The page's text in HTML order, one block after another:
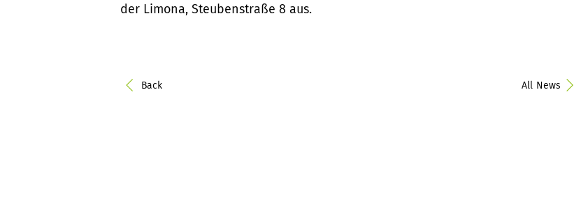
der Limona, Steubenstraße 8 aus.
Back All News